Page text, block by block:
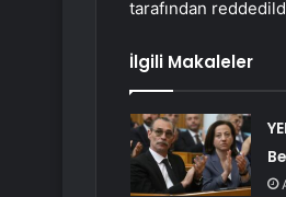
tarafından
İlgili Makaleler